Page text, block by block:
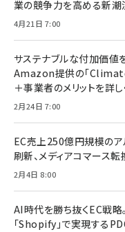
業の競争力を高める新潮
4月21日 7:00
サステナブルな付加価値
Amazon提供の「
＋事業者のメリットを詳
2月24日 7:00
EC売上250億円規模の
刷新、メディアコマース転
2月4日 8:00
AI時代を勝ち抜くEC戦略
「Shopify」で実現する